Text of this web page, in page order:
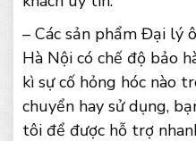
– Các sản phẩm Đại lý
Hà Nội có chế độ bảo
kì sự cố hỏng hóc nào
chuyển hay sử dụng,
tôi để được hỗ trợ